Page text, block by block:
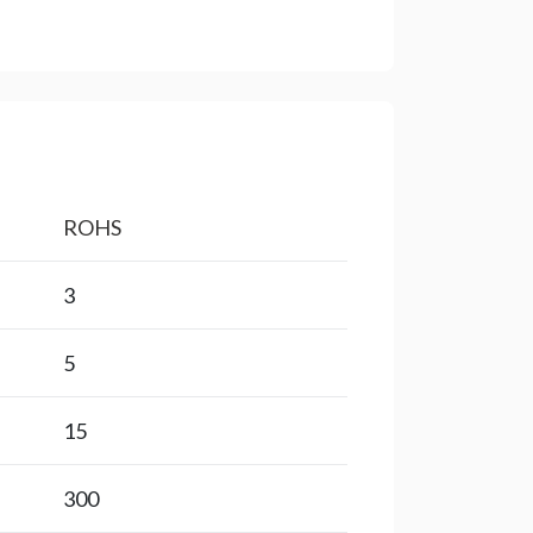
ROHS
3
5
15
300